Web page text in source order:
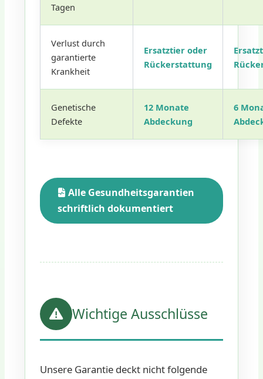
Tagen
Verlust durch
garantierte
Krankheit
Ersatztier oder
Rückerstattung
Genetische
Defekte
12 Monate
Abdeckung
6
Alle Gesundheitsgarantien
schriftlich dokumentiert
Wichtige Ausschlüsse
Unsere Garantie deckt nicht folgende